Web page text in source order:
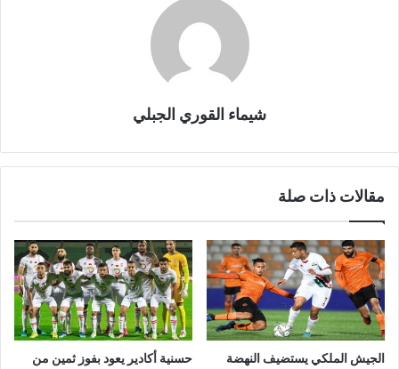
شيماء القوري الجبلي
مقالات ذات صلة
الجيش الملكي يستضيف النهضة
حسنية أكادير يعود بفوز ثمين من